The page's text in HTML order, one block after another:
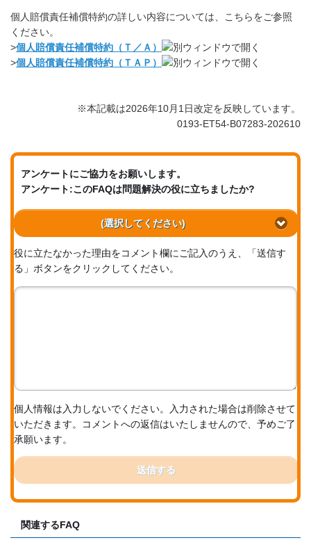
個人賠償責任補償特約の詳しい内容については、こちらをご参照
ください。
>個人賠償責任補償特約（Ｔ／Ａ）
>個人賠償責任補償特約（ＴＡＰ）
※本記載は2026年10月1日改定を反映しています。
0193-ET54-B07283-202610
アンケートにご協力をお願いします。
アンケート:このFAQは問題解決の役に立ちましたか?
(選択してください)
役に立たなかった理由をコメント欄にご記入のうえ、「送信す
る」ボタンをクリックしてください。
個人情報は入力しないでください。入力された場合は削除させて
いただきます。コメントへの返信はいたしませんので、予めご了
承願います。
送信する
関連するFAQ